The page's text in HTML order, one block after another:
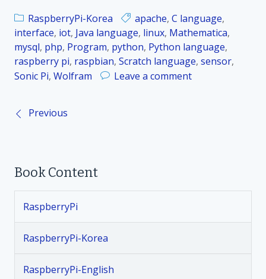
3
.
5
.
로
램
RaspberryPi-Korea apache, C language,
interface, iot, Java language, linux, Mathematica,
mysql, php, Program, python, Python language,
raspberry pi, raspbian, Scratch language, sensor,
Sonic Pi, Wolfram Leave a comment
r
P
s
n
Previous
Book Content
RaspberryPi
RaspberryPi-Korea
RaspberryPi-English